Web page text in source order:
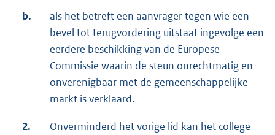
b.
als het betreft een aanvrager tegen wie een
bevel tot terugvordering uitstaat ingevolge een
eerdere beschikking van de Europese
Commissie waarin de steun onrechtmatig en
onverenigbaar met de gemeenschappelijke
markt is verklaard.
2.
Onverminderd het vorige lid kan het college